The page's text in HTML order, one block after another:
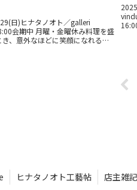
日)ヒナタノオト／galleri
会期中 月曜・金曜休み料理を盛
、意外なほどに笑顔になれる。
ヒナタノオト工藝帖 店主雑